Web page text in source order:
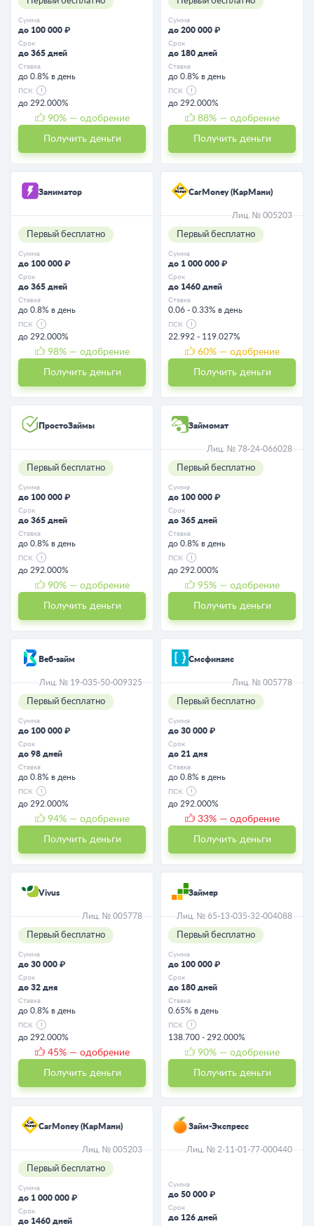
Сумма
до 100 000 ₽
Срок
до 365 дней
Ставка
до 0.8% в день
ПСК
до 292.000%
90% — одобрение
Получить деньги
Сумма
до 200 000 ₽
Срок
до 180 дней
Ставка
до 0.8% в день
ПСК
до 292.000%
88% — одобрение
Получить деньги
Заниматор
Первый бесплатно
Сумма
до 100 000 ₽
Срок
до 365 дней
Ставка
до 0.8% в день
ПСК
до 292.000%
98% — одобрение
Получить деньги
CarMoney (КарМани)
Лиц. № 005203
Первый бесплатно
Сумма
до 1 000 000 ₽
Срок
до 1460 дней
Ставка
0.06 - 0.33% в день
ПСК
22.992 - 119.027%
60% — одобрение
Получить деньги
ПростоЗаймы
Первый бесплатно
Сумма
до 100 000 ₽
Срок
до 365 дней
Ставка
до 0.8% в день
ПСК
до 292.000%
90% — одобрение
Получить деньги
Займомат
Лиц. № 78-24-066028
Первый бесплатно
Сумма
до 100 000 ₽
Срок
до 365 дней
Ставка
до 0.8% в день
ПСК
до 292.000%
95% — одобрение
Получить деньги
Веб-займ
Лиц. № 19-035-50-009325
Первый бесплатно
Сумма
до 100 000 ₽
Срок
до 98 дней
Ставка
до 0.8% в день
ПСК
до 292.000%
94% — одобрение
Получить деньги
Смсфинанс
Лиц. № 005778
Первый бесплатно
Сумма
до 30 000 ₽
Срок
до 21 дня
Ставка
до 0.8% в день
ПСК
до 292.000%
33% — одобрение
Получить деньги
Vivus
Лиц. № 005778
Первый бесплатно
Сумма
до 30 000 ₽
Срок
до 32 дня
Ставка
до 0.8% в день
ПСК
до 292.000%
45% — одобрение
Получить деньги
Займер
Лиц. № 65-13-035-32-004088
Первый бесплатно
Сумма
до 100 000 ₽
Срок
до 180 дней
Ставка
0.65% в день
ПСК
138.700 - 292.000%
90% — одобрение
Получить деньги
CarMoney (КарМани)
Лиц. № 005203
Первый бесплатно
Сумма
до 1 000 000 ₽
Срок
до 1460 дней
Займ-Экспресс
Лиц. № 2-11-01-77-000440
Сумма
до 50 000 ₽
Срок
до 126 дней